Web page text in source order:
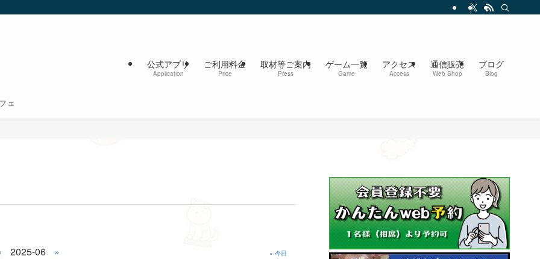
ェ
公式アプリ
Application
ご利用料金
Price
取材等ご案内
Press
ゲーム一覧
Game
アクセス
Access
通信販売
Web Shop
ブログ
Blog
2025-06 » » 今日